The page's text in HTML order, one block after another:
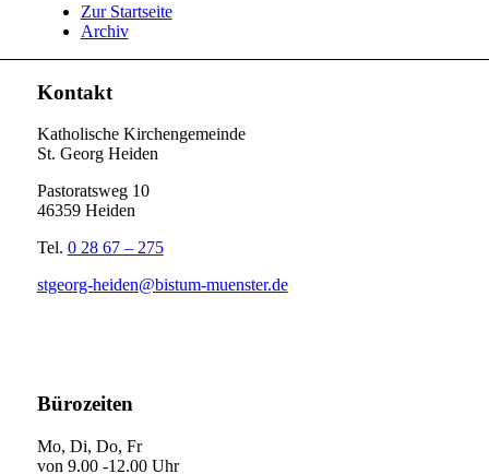
Zur Startseite
Archiv
Kontakt
Katholische Kirchengemeinde
St. Georg Heiden
Pastoratsweg 10
46359 Heiden
Tel. 0 28 67 – 275
stgeorg-heiden@bistum-muenster.de
Bürozeiten
Mo, Di, Do, Fr
von 9.00 -12.00 Uhr